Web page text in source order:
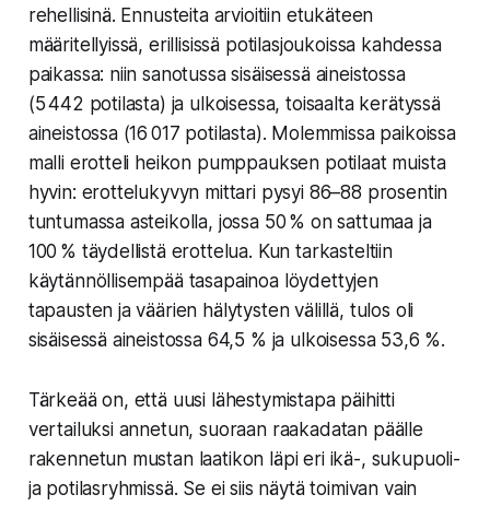
rehellisinä. Ennusteita arvioitiin etukäteen
määritellyissä, erillisissä potilasjoukoissa kahdessa
paikassa: niin sanotussa sisäisessä aineistossa
(5 442 potilasta) ja ulkoisessa, toisaalta kerätyssä
aineistossa (16 017 potilasta). Molemmissa paikoissa
malli erotteli heikon pumppauksen potilaat muista
hyvin: erottelukyvyn mittari pysyi 86–88 prosentin
tuntumassa asteikolla, jossa 50 % on sattumaa ja
100 % täydellistä erottelua. Kun tarkasteltiin
käytännöllisempää tasapainoa löydettyjen
tapausten ja väärien hälytysten välillä, tulos oli
sisäisessä aineistossa 64,5 % ja ulkoisessa 53,6 %.
Tärkeää on, että uusi lähestymistapa päihitti
vertailuksi annetun, suoraan raakadatan päälle
rakennetun mustan laatikon läpi eri ikä-, sukupuoli-
ja potilasryhmissä. Se ei siis näytä toimivan vain